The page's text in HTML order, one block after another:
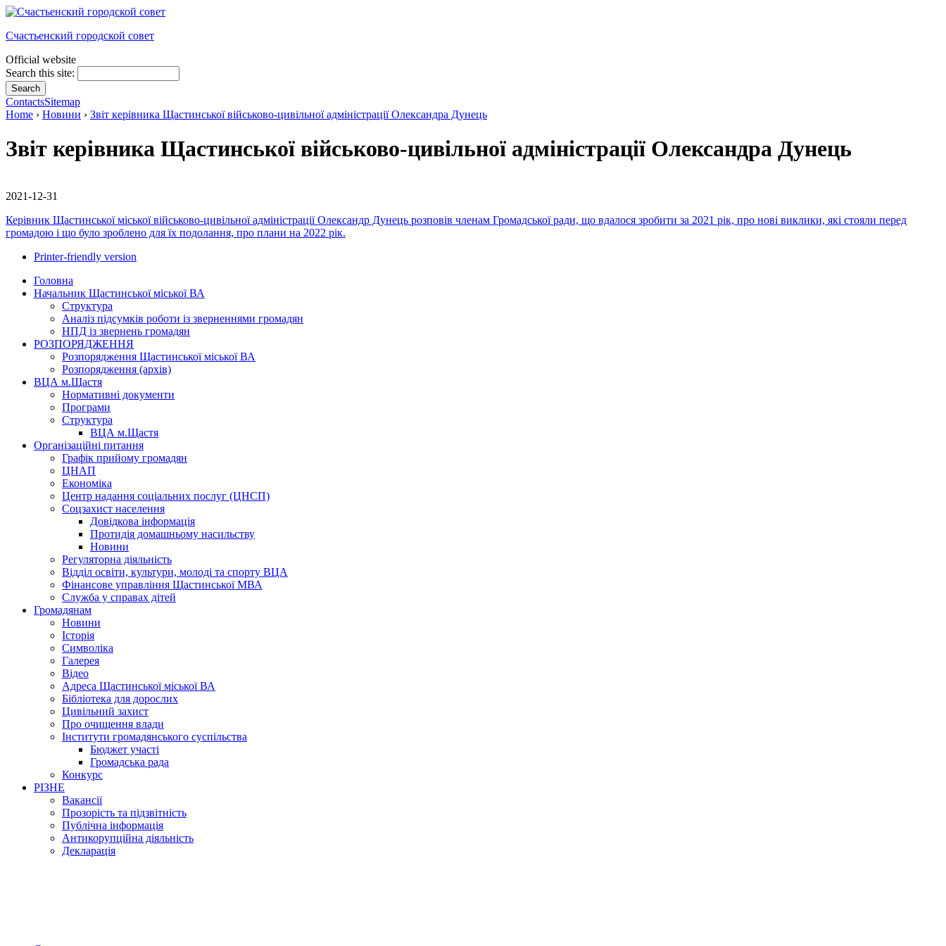
Счастьенский городской совет
Official website
Search this site:
ContactsSitemap
Home › Новини › Звіт керівника Щастинської військово-цивільної адміністрації Олександра Дунець
Звіт керівника Щастинської військово-цивільної адміністрації Олександра Дунець
2021-12-31
Керівник Щастинської міської військово-цивільної адміністрації Олександр Дунець розповів членам Громадської ради, що вдалося зробити за 2021 рік, про нові виклики, які стояли перед
громадою і що було зроблено для їх подолання, про плани на 2022 рік.
Printer-friendly version
Головна
Начальник Щастинської міської ВА
Структура
Аналіз підсумків роботи із зверненнями громадян
НПД із звернень громадян
РОЗПОРЯДЖЕННЯ
Розпорядження Щастинської міської ВА
Розпорядження (архів)
ВЦА м.Щастя
Нормативні документи
Програми
Структура
ВЦА м.Щастя
Організаційні питання
Графік прийому громадян
ЦНАП
Економіка
Центр надання соціальних послуг (ЦНСП)
Соцзахист населення
Довідкова інформація
Протидія домашньому насильству
Новини
Регуляторна діяльність
Відділ освіти, культури, молоді та спорту ВЦА
Фінансове управління Щастинської МВА
Служба у справах дітей
Громадянам
Новини
Історія
Символіка
Галерея
Відео
Адреса Щастинської міської ВА
Бібліотека для дорослих
Цивільний захист
Про очищення влади
Інститути громадянського суспільства
Бюджет участі
Громадська рада
Конкурс
РІЗНЕ
Вакансії
Прозорість та підзвітність
Публічна інформація
Антикорупційна діяльність
Декларація